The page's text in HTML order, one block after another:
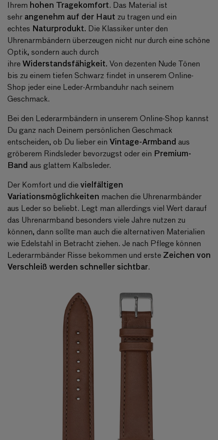
Ihrem hohen Tragekomfort. Das Material ist
sehr angenehm auf der Haut zu tragen und ein
echtes Naturprodukt. Die Klassiker unter den
Uhrenarmbändern überzeugen nicht nur durch eine schöne
Optik, sondern auch durch
ihreWiderstandsfähigkeit. Von dezenten Nude Tönen
bis zu einem tiefen Schwarz findet in unserem Online-
Shop jeder eine Leder-Armbanduhr nach seinem
Geschmack.
Bei den Lederarmbändern in unserem Online-Shop kannst
Du ganz nach Deinem persönlichen Geschmack
entscheiden, ob Du lieber ein Vintage-Armband aus
gröberem Rindsleder bevorzugst oder ein Premium-
Band aus glattem Kalbsleder.
Der Komfort und dievielfältigen
Variationsmöglichkeiten machen die Uhrenarmbänder
aus Leder so beliebt. Legt man allerdings viel Wert darauf
das Uhrenarmband besonders viele Jahre nutzen zu
können, dann sollte man auch die alternativen Materialien
wie Edelstahl in Betracht ziehen. Je nach Pflege können
Lederarmbänder Risse bekommen und erste Zeichen von
Verschleiß werden schneller sichtbar.